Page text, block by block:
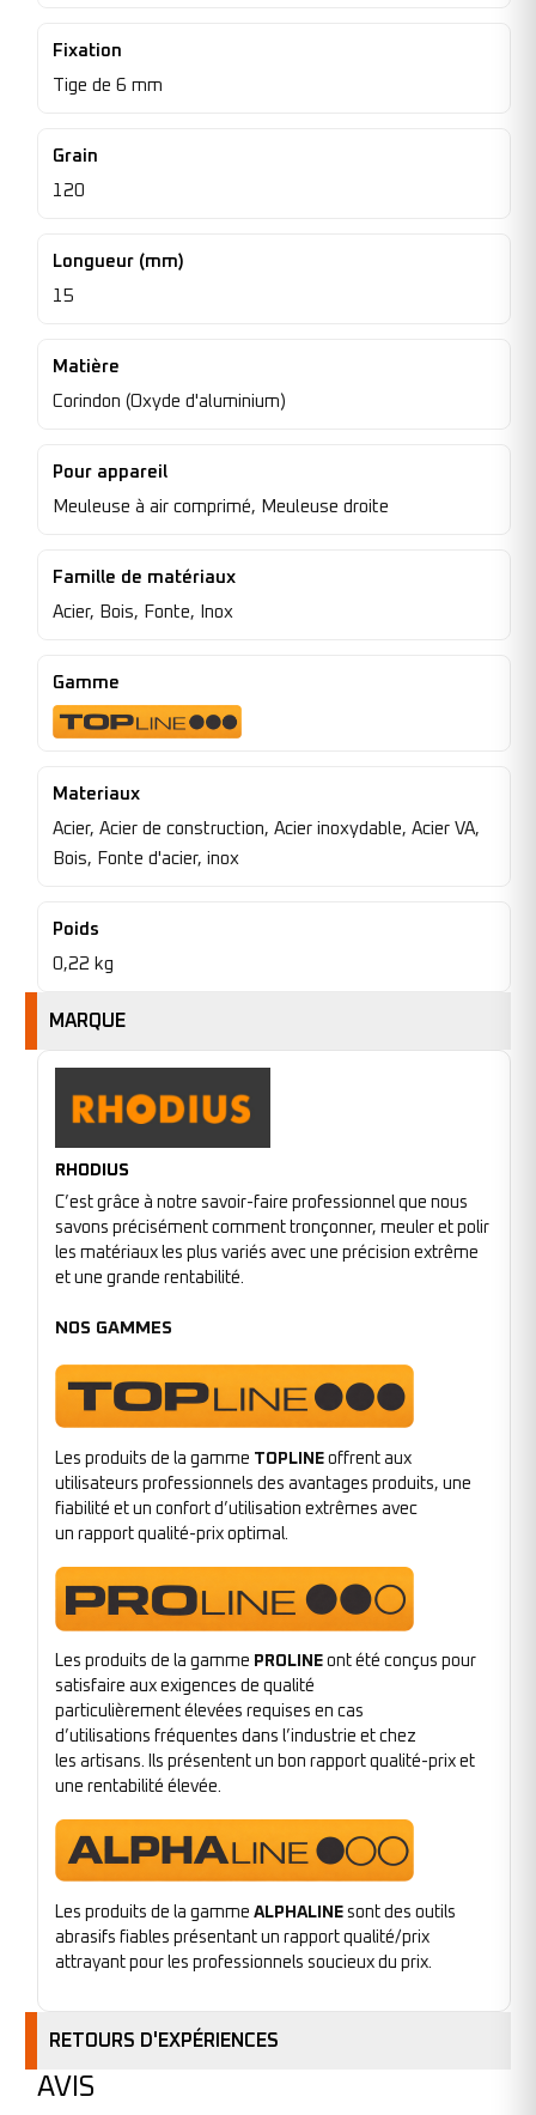
Fixation
Tige de 6 mm
Grain
120
Longueur (mm)
15
Matière
Corindon (Oxyde d'aluminium)
Pour appareil
Meuleuse à air comprimé, Meuleuse droite
Famille de matériaux
Acier, Bois, Fonte, Inox
Gamme
Materiaux
Acier, Acier de construction, Acier inoxydable, Acier VA,
Bois, Fonte d'acier, inox
Poids
0,22 kg
MARQUE
RHODIUS
C’est grâce à notre savoir-faire professionnel que nous
savons précisément comment tronçonner, meuler et polir
les matériaux les plus variés avec une précision extrême
et une grande rentabilité.
NOS GAMMES
Les produits de la gamme TOPLINE offrent aux
utilisateurs professionnels des avantages produits, une
fiabilité et un confort d’utilisation extrêmes avec
un rapport qualité-prix optimal.
Les produits de la gamme PROLINE ont été conçus pour
satisfaire aux exigences de qualité
particulièrement élevées requises en cas
d’utilisations fréquentes dans l’industrie et chez
les artisans. Ils présentent un bon rapport qualité-prix et
une rentabilité élevée.
Les produits de la gamme ALPHALINE sont des outils
abrasifs fiables présentant un rapport qualité/prix
attrayant pour les professionnels soucieux du prix.
RETOURS D'EXPÉRIENCES
AVIS